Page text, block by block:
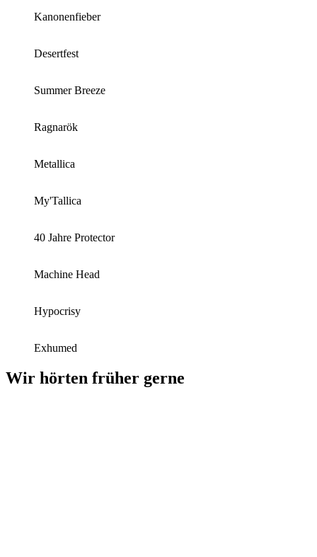
Kanonenfieber
Desertfest
Summer Breeze
Ragnarök
Metallica
My'Tallica
40 Jahre Protector
Machine Head
Hypocrisy
Exhumed
Wir hörten früher gerne